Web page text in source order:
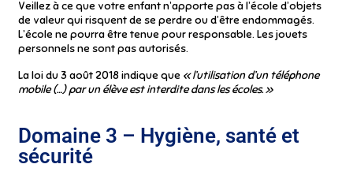
Veillez à ce que votre enfant n’apporte pas à l’école d’objets
de valeur qui risquent de se perdre ou d’être endommagés.
L’école ne pourra être tenue pour responsable. Les jouets
personnels ne sont pas autorisés.
La loi du 3 août 2018 indique que « l’utilisation d’un téléphone
mobile (…) par un élève est interdite dans les écoles. »
Domaine 3 – Hygiène, santé et
sécurité